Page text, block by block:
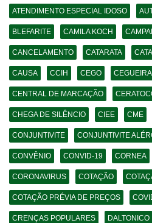
ATENDIMENTO ESPECIAL IDOSO
BLEFARITE CAMILA KOCH
CANCELAMENTO CATARATA
CAUSA CCIH CEGO CEGUEIRA
CENTRAL DE MARCAÇÃO
CHEGA DE SILÊNCIO CIEE CME
CONJUNTIVITE CONJUNTIVITE
CONVÊNIO CONVID-19 CORNEA
CORONAVIRUS COTAÇÃO
COTAÇÃO PRÉVIA DE PREÇOS
CRENÇAS POPULARES DALTONICO